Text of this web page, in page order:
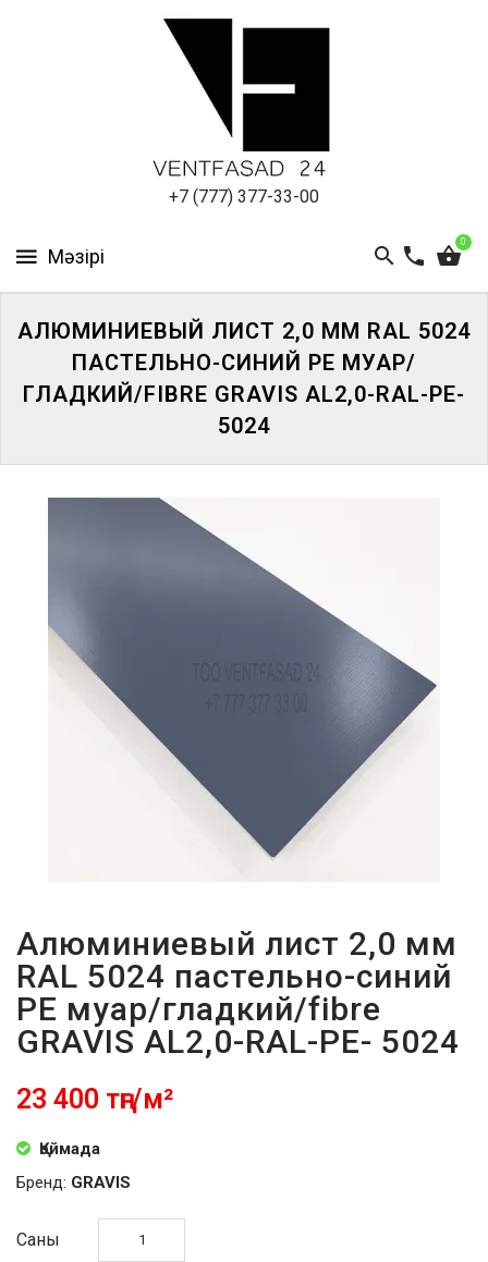
+7 (777) 377-33-00
0
ПАНЕЛИ
АЛЮМИНИЕВЫЙ ЛИСТ 2,0 ММ RAL 5024
ПАСТЕЛЬНО-СИНИЙ PE МУАР/
ГЛАДКИЙ/FIBRE GRAVIS AL2,0-RAL-PE-
5024
Алюминиевый лист 2,0 мм
RAL 5024 пастельно-синий
PE муар/гладкий/fibre
GRAVIS AL2,0-RAL-PE- 5024
23 400 тңг/м²
Қоймада
Бренд: GRAVIS
Саны